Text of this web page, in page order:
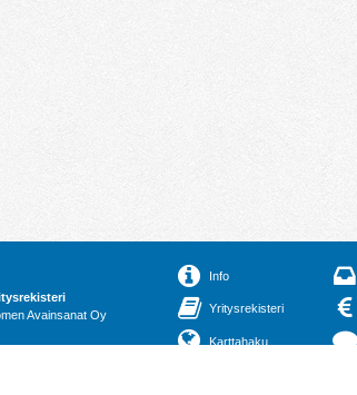
Avainsanat Oy
Info
Yritysrekisteri
Karttahaku